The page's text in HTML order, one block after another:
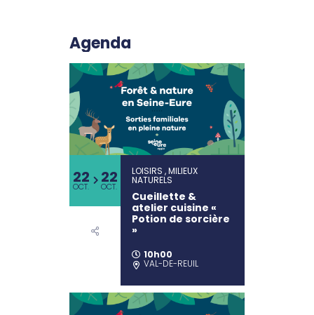
Agenda
22
OCT. 22
OCT.
LOISIRS , MILIEUX
NATURELS
Cueillette &
atelier cuisine «
Potion de sorcière
»
10h00
VAL-DE-REUIL